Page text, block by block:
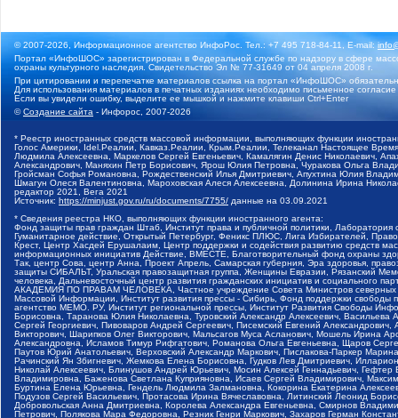
© 2007-2026, Информационное агентство ИнфоРос. Тел.: +7 495 718-84-11, E-mail:
Портал «ИнфоШОС» зарегистрирован в Федеральной службе по надзору в сфере
охраны культурного наследия. Свидетельство Эл № 77-31649 от 04 апреля 2008 г.
При цитировании и перепечатке материалов ссылка на портал «ИнфоШОС»
Для использования материалов в печатных изданиях необходимо письменное
Если вы увидели ошибку, выделите ее мышкой и нажмите клавиши Ctrl+Enter
©Создание сайта - Инфорос, 2007-2026
* Реестр иностранных средств массовой информации, выполняющих функции
Голос Америки, Idel.Реалии, Кавказ.Реалии, Крым.Реалии, Телеканал Настоящее
Людмила Алексеевна, Маркелов Сергей Евгеньевич, Камалягин Денис Николаевич,
Александрович, Маняхин Петр Борисович, Ярош Юлия Петровна, Чуракова Ольга
Гройсман Софья Романовна, Рождественский Илья Дмитриевич, Апухтина Юлия
Шмагун Олеся Валентиновна, Мароховская Алеся Алексеевна, Долинина Ирина
редактор 2021, Вега 2021
Источник: https://minjust.gov.ru/ru/documents/7755/ данные на 03.09.2021
* Сведения реестра НКО, выполняющих функции иностранного агента:
Фонд защиты прав граждан Штаб, Институт права и публичной политики,
Гуманитарное действие, Открытый Петербург, Феникс ПЛЮС, Лига Избирателей,
Крест, Центр Хасдей Ерушалаим, Центр поддержки и содействия развитию средств
информационных инициатив Действие, ВМЕСТЕ, Благотворительный фонд охраны
Так, центр Сова, центр Анна, Проект Апрель, Самарская губерния, Эра здоровья,
защиты СИБАЛЬТ, Уральская правозащитная группа, Женщины Евразии, Рязанский
человека, Дальневосточный центр развития гражданских инициатив и социального
АКАДЕМИЯ ПО ПРАВАМ ЧЕЛОВЕКА, Частное учреждение Совета Министров северных
Массовой Информации, Институт развития прессы - Сибирь, Фонд поддержки
агентство МЕМО. РУ, Институт региональной прессы, Институт Развития Свободы
Борисовна, Таранова Юлия Николаевна, Туровский Александр Алексеевич,
Сергей Георгиевич, Пивоваров Андрей Сергеевич, Писемский Евгений
Викторович, Шарипков Олег Викторович, Мальсагов Муса Асланович, Мошель Ирина
Александровна, Исламов Тимур Рифгатович, Романова Ольга Евгеньевна, Щаров
Паутов Юрий Анатольевич, Верховский Александр Маркович, Пислакова-Паркер
Рачинский Ян Збигневич, Жемкова Елена Борисовна, Гудков Лев Дмитриевич,
Николай Алексеевич, Блинушов Андрей Юрьевич, Мосин Алексей Геннадьевич,
Владимировна, Баженова Светлана Куприяновна, Исаев Сергей Владимирович,
Буртина Елена Юрьевна, Гендель Людмила Залмановна, Кокорина Екатерина
Подузов Сергей Васильевич, Протасова Ирина Вячеславовна, Литинский Леонид
Добровольская Анна Дмитриевна, Королева Александра Евгеньевна, Смирнов
Петрович, Полякова Мара Федоровна, Резник Генри Маркович, Захаров Герман